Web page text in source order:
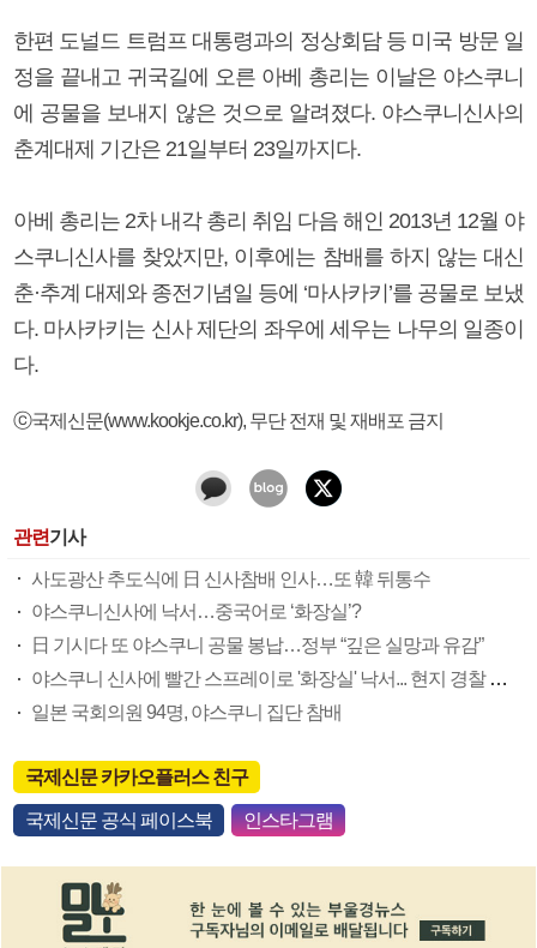
한편 도널드 트럼프 대통령과의 정상회담 등 미국 방문 일
정을 끝내고 귀국길에 오른 아베 총리는 이날은 야스쿠니
에 공물을 보내지 않은 것으로 알려졌다. 야스쿠니신사의
춘계대제 기간은 21일부터 23일까지다.
아베 총리는 2차 내각 총리 취임 다음 해인 2013년 12월 야
스쿠니신사를 찾았지만, 이후에는 참배를 하지 않는 대신
춘·추계 대제와 종전기념일 등에 ‘마사카키’를 공물로 보냈
다. 마사카키는 신사 제단의 좌우에 세우는 나무의 일종이
다.
ⓒ국제신문(www.kookje.co.kr), 무단 전재 및 재배포 금지
관련기사
사도광산 추도식에 日 신사참배 인사…또 韓 뒤통수
야스쿠니신사에 낙서…중국어로 ‘화장실’?
日 기시다 또 야스쿠니 공물 봉납…정부 “깊은 실망과 유감”
야스쿠니 신사에 빨간 스프레이로 '화장실' 낙서... 현지 경찰 수사 착수
일본 국회의원 94명, 야스쿠니 집단 참배
국제신문 카카오플러스 친구
국제신문 공식 페이스북 인스타그램